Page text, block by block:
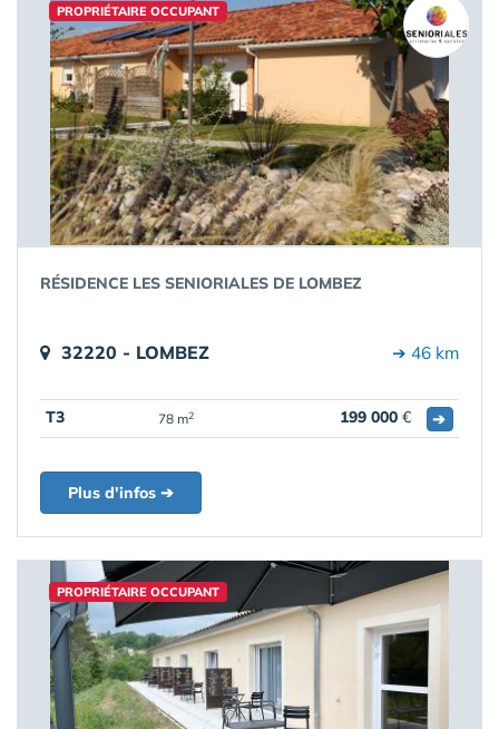
PROPRIÉTAIRE OCCUPANT
RÉSIDENCE LES SENIORIALES DE LOMBEZ
32220 - LOMBEZ ➔ 46 km
T3 78 m2 199 000 € ➔
Plus d'infos ➔
PROPRIÉTAIRE OCCUPANT